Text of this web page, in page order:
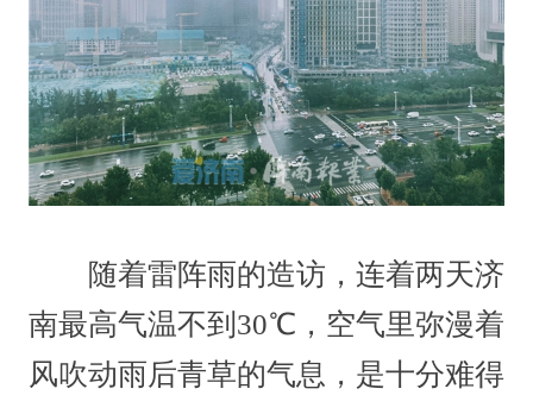
随着雷阵雨的造访，连着两天济
南最高气温不到30℃，空气里弥漫着
风吹动雨后青草的气息，是十分难得